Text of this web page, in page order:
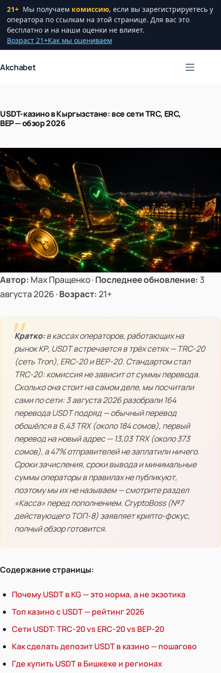
21+ Мы получаем комиссию, если вы зарегистрируетесь у
оператора по ссылкам на этой странице. Для вас это
бесплатно и на наши оценки не влияет.
Возраст 21+Как мы оцениваем
к
Akchabet
USDT-казино в Кыргызстане: все сети TRC, ERC,
BEP — обзор 2026
Автор: Мах Пращенко · Последнее обновление: 3
августа 2026 · Возраст: 21+
Кратко:в кассах операторов, работающих на
рынок КР, USDT встречается в трёх сетях — TRC-20
(сеть Tron), ERC-20 и BEP-20. Стандартом стал
TRC-20: комиссия не зависит от суммы перевода.
Сколько она стоит на самом деле, мы посчитали
сами по сети: 3 августа 2026 разобрали 164
перевода USDT подряд — обычный перевод
обошёлся в 6,43 TRX (около 184 сомов), первый
перевод на новый адрес — 13,03 TRX (около 373
сомов), а 47% отправителей не заплатили ничего.
Сроки зачисления, сроки вывода и минимальные
суммы операторы в правилах не публикуют,
поэтому мы их не называем — смотрите раздел
«Касса» перед пополнением. CryptoBoss (№7
действующего ТОП-8) заявляет крипто-фокус,
полный обзор готовится.
Содержание страницы:
Почему USDT в KG — это норма, а не экзотика
Топ казино с USDT — рейтинг 2026
Сети USDT: TRC-20 vs ERC-20 vs BEP-20
Как сделать депозит USDT в казино — пошагово
Где купить USDT в Бишкеке и регионах